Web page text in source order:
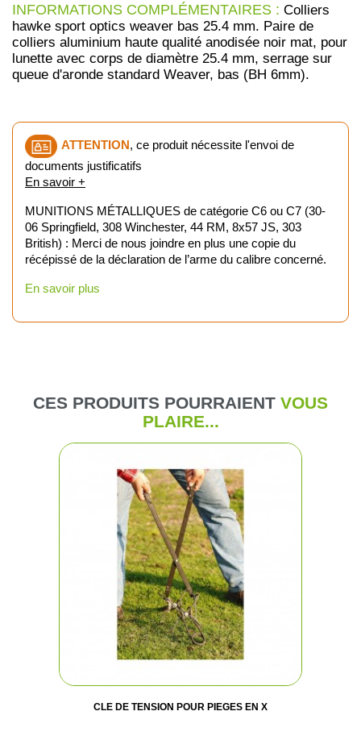
INFORMATIONS COMPLÉMENTAIRES : Colliers
hawke sport optics weaver bas 25.4 mm. Paire de
colliers aluminium haute qualité anodisée noir mat, pour
lunette avec corps de diamètre 25.4 mm, serrage sur
queue d'aronde standard Weaver, bas (BH 6mm).
ATTENTION, ce produit nécessite l'envoi de
documents justificatifs
En savoir +
MUNITIONS MÉTALLIQUES de catégorie C6 ou C7 (30-
06 Springfield, 308 Winchester, 44 RM, 8x57 JS, 303
British) : Merci de nous joindre en plus une copie du
récépissé de la déclaration de l’arme du calibre concerné.
En savoir plus
CES PRODUITS POURRAIENT VOUS
PLAIRE...
CLE DE TENSION POUR PIEGES EN X